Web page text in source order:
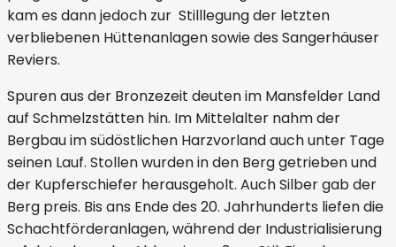
kam es dann jedoch zur Stilllegung der letzten
verbliebenen Hüttenanlagen sowie des Sangerhäuser
Reviers.
Spuren aus der Bronzezeit deuten im Mansfelder Land
auf Schmelzstätten hin. Im Mittelalter nahm der
Bergbau im südöstlichen Harzvorland auch unter Tage
seinen Lauf. Stollen wurden in den Berg getrieben und
der Kupferschiefer herausgeholt. Auch Silber gab der
Berg preis. Bis ans Ende des 20. Jahrhunderts liefen die
Schachtförderanlagen, während der Industrialisierung